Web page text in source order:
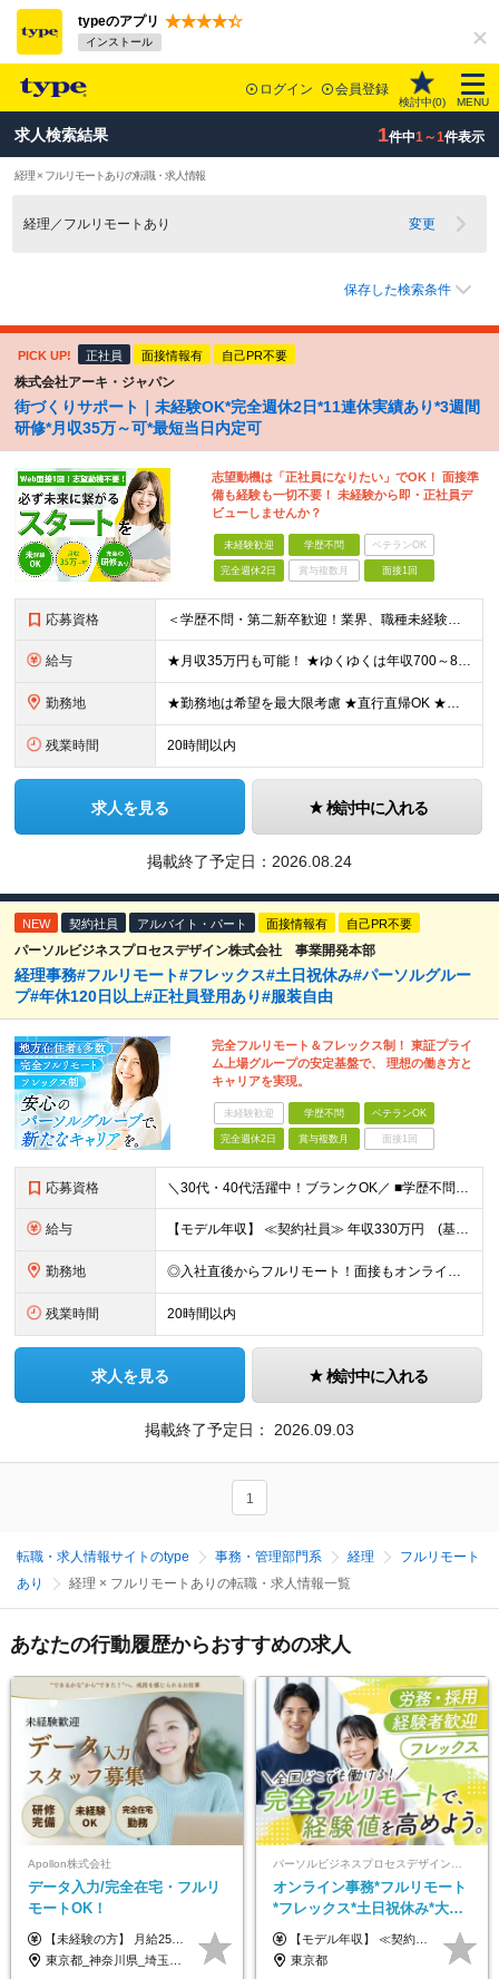
typeのアプリ
インストール
ログイン 会員登録
検討中(0) MENU
求人検索結果 1件中1～1件表示
経理 × フルリモートありの転職・求人情報
経理／フルリモートあり 変更
保存した検索条件
PICK UP! 正社員 面接情報有 自己PR不要
株式会社アーキ・ジャパン
街づくりサポート｜未経験OK*完全週休2日*11連休実績あり*3週間
研修*月収35万～可*最短当日内定可
志望動機は「正社員になりたい」でOK！ 面接準
備も経験も一切不要！ 未経験から即・正社員デ
ビューしませんか？
未経験歓迎 学歴不問 ベテランOK
完全週休2日 賞与複数月 面接1回
応募資格 ＜学歴不問・第二新卒歓迎！業界、職種未経験歓迎！20代～30代活躍中＞ ★35歳以下の方（若年層の長期キャリア形成を図るため） ★フリーター・正社員未経験・社会人未経験OK ★転職回数が多い方もぜひ
給与 ★月収35万円も可能！ ★ゆくゆくは年収700～800万円も！ ★手当が多数あり ・残業手当（100％）★1分単位で支給 ・資格手当（最大月6万円） ・結婚/出産祝金（最大3万円） 【首都圏・北関東
勤務地 ★勤務地は希望を最大限考慮 ★直行直帰OK ★車通勤のエリアもあり ★研修は、下記いずれかの研修センターで行います ・東京校（東京本社とアクセスは同様） ・大阪校（大阪府大阪市中央区道修町 2-1-1
残業時間 20時間以内
求人を見る 検討中に入れる
掲載終了予定日： 2026.08.24
NEW 契約社員 アルバイト・パート 面接情報有 自己PR不要
パーソルビジネスプロセスデザイン株式会社 事業開発本部
経理事務#フルリモート#フレックス#土日祝休み#パーソルグルー
プ#年休120日以上#正社員登用あり#服装自由
完全フルリモート＆フレックス制！ 東証プライ
ム上場グループの安定基盤で、 理想の働き方と
キャリアを実現。
未経験歓迎 学歴不問 ベテランOK
完全週休2日 賞与複数月 面接1回
応募資格 ＼30代・40代活躍中！ブランクOK／ ■学歴不問 ■経理業務1年以上かつExcelを使った業務の経験がある方 ■安定した通信環境（通信速度が10Mbps以上）をお持ちの方 ＼こんな方にピッタリ／
給与 【モデル年収】 ≪契約社員≫ 年収330万円 (基本給23万 ＋ 地区手当3万円 ＋ 賞与)：都内在住 年収264万円 (基本給21万 ＋ 賞与)：静岡県在住 --------------- ●月給
勤務地 ◎入社直後からフルリモート！面接もオンラインで実施します 【豊洲本店】 東京都江東区豊洲3-2-20 豊洲フロント 7F ※(変更の範囲)上記を除く当社関連勤務地
残業時間 20時間以内
求人を見る 検討中に入れる
掲載終了予定日： 2026.09.03
1
転職・求人情報サイトのtype 事務・管理部門系 経理
フルリモート
あり
経理 × フルリモートありの転職・求人情報一覧
あなたの行動履歴からおすすめの求人
Apollon株式会社
データ入力/完全在宅・フルリ
モートOK！
【未経験の方】 月給25.5万円以上＋各種手当 【事務経験3年以上の方】 月給28万円以上＋各種手当 ※経験・スキル・年齢を考慮の上、決定します ※試用期間：3ヶ月(雇用形態は正社員、給与・待遇に変更はありません) ※残業代は全額別途支給 ※昇給：年1回（査定あり） ※賞与：年3回（業績に応じて支給） ＼努力がしっかり評価される環境です！／ 「どんなスキルを身につければ昇給できるか」が明確だから、 着実に成長しながら収入アップを目指せます。
東京都_神奈川県_埼玉県_千葉県_大阪府_愛知県_北海道_青森県_岩手県_宮城県_秋田県_山形県_福島県_茨城県_栃木県_群馬県_新潟県_山梨県_長野県_富山県_石川県_福井県_静岡県_岐阜県_三重県_兵庫県_京都府_滋賀県_奈良県_和歌山県_広島県_岡山県_鳥取県_島根県_山口県_徳島県_香川県_愛媛県_高知県_福岡県_熊本県_佐賀県_長崎県_大分県_宮崎県_鹿児島県_沖縄県
パーソルビジネスプロセスデザイン株式会社 事業開発本部
オンライン事務*フルリモート
*フレックス*土日祝休み*大手
パーソルグループ*オンライン
面接*30～40代活躍中
【モデル年収】 ≪契約社員≫ 年収330万円 (基本給23万 ＋ 地区手当3万円 ＋ 賞与)：都内在住 年収264万円 (基本給21万 ＋ 賞与)：静岡県在住 --------------- ●月給21万円～28万9900円＋賞与（年2回）＋各種手当 ●1年目想定給与：年収264万円～364万円 ●経験やスキルに応じて優遇します！ ※お住まいの地域により0～3万円の地区手当を支給しております ※試用期間中（3ヶ月間）の雇用形態および待遇に差異はありません ※残業代については選考時に詳細をご説明します ※通算契約期間の上限は5年となります ≪アルバイト≫ ●時給1,250円～2,300円 ●経験やスキルに応じて優遇します！ ●ご希望に応じ、扶養内での勤務も可能です！ ※試用期間中の雇用形態および待遇に差異はありません
東京都